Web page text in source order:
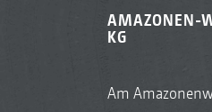
AMAZONEN-
KG
Am